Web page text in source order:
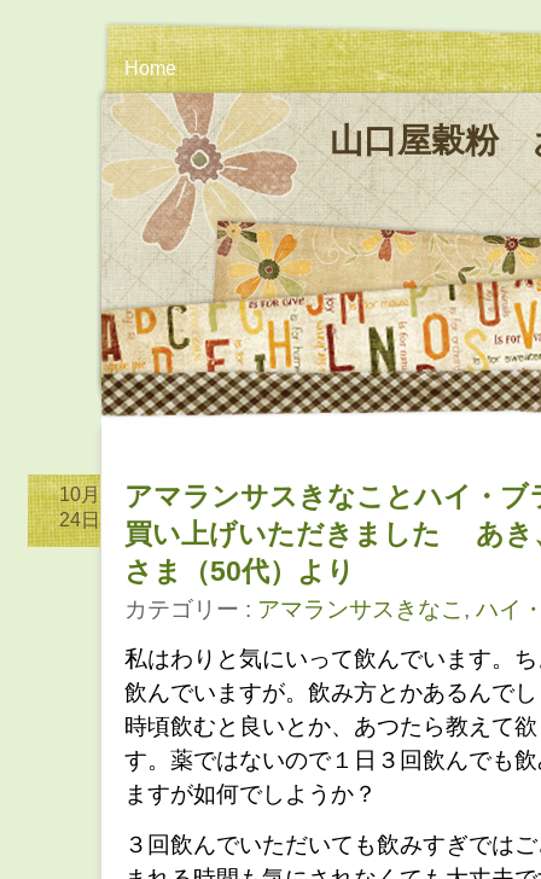
Home
山口屋穀粉
10月
24日
アマランサスきなことハイ・
買い上げいただきました あき
さま（50代）より
カテゴリー : アマランサスきなこ , ハイ
私はわりと気にいって飲んでいます。
飲んでいますが。飲み方とかあるんで
時頃飲むと良いとか、あつたら教えて
す。薬ではないので１日３回飲んでも
ますが如何でしようか？
３回飲んでいただいても飲みすぎでは